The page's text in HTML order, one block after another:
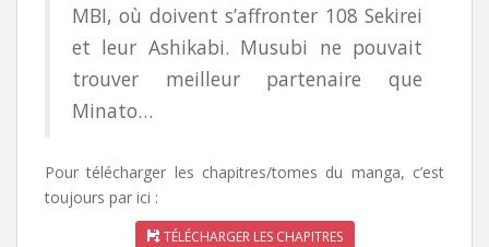
MBI, où doivent s’affronter 108 Sekirei
et leur Ashikabi. Musubi ne pouvait
trouver meilleur partenaire que
Minato…
Pour télécharger les chapitres/tomes du manga, c’est
toujours par ici :
TÉLÉCHARGER LES CHAPITRES